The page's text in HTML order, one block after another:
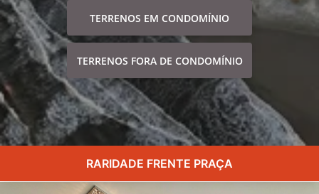
TERRENOS EM CONDOMÍNIO
TERRENOS FORA DE CONDOMÍNIO
RARIDADE FRENTE PRAÇA